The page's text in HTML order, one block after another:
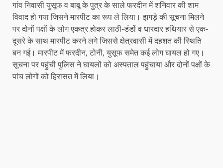
गांव निवासी युसूफ व बाबू के पुत्र के साले फरदीन में शनिवार की शाम
विवाद हो गया जिसने मारपीट का रूप ले लिया। झगड़े की सूचना मिलने
पर दोनों पक्षों के लोग एकत्र होकर लाठी-डंडों व धारदार हथियार से एक-
दूसरे के साथ मारपीट करने लगे जिससे क्षेत्रवासी में दहशत की स्थिति
बन गई। मारपीट में फरदीन, टोनी, युसूफ समेत कई लोग घायल हो गए।
सूचना पर पहुंची पुलिस ने घायलों को अस्पताल पहुंचाया और दोनों पक्षों के
पांच लोगों को हिरासत में लिया।